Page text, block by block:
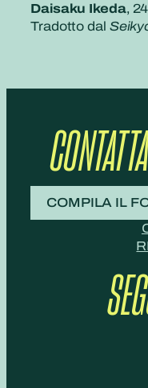
Daisaku Ikeda,
Tradotto dal
COMPILA IL